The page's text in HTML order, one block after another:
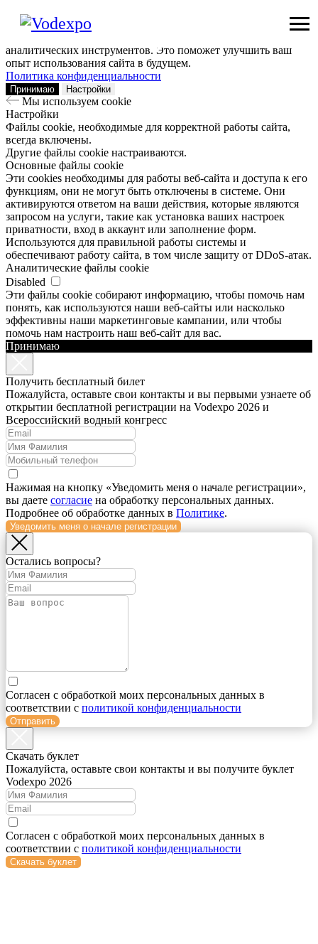
Мы используем сookie
Заходя на наш сайт, вы помогаете нам сделать его лучше: мы
аналитических инструментов. Это поможет улучшить ваш
опыт использования сайта в будущем.
Политика конфиденциальности
Принимаю Настройки
Мы используем сookie
Настройки
Файлы cookie, необходимые для корректной работы сайта,
всегда включены.
Другие файлы cookie настраиваются.
Основные файлы cookie
Эти cookies необходимы для работы веб-сайта и доступа к его
функциям, они не могут быть отключены в системе. Они
активируются ответом на ваши действия, которые являются
запросом на услуги, такие как установка ваших настроек
приватности, вход в аккаунт или заполнение форм.
Используются для правильной работы системы и
обеспечивают работу сайта, в том числе защиту от DDoS-атак.
Аналитические файлы cookie
Disabled
Эти файлы cookie собирают информацию, чтобы помочь нам
понять, как используются наши веб-сайты или насколько
эффективны наши маркетинговые кампании, или чтобы
помочь нам настроить наш веб-сайт для вас.
Принимаю
Получить бесплатный билет
Пожалуйста, оставьте свои контакты и вы первыми узнаете об
открытии бесплатной регистрации на Vodexpo 2026 и
Всероссийский водный конгресс
Нажимая на кнопку «Уведомить меня о начале регистрации»,
вы даете согласие на обработку персональных данных.
Подробнее об обработке данных в Политике.
Уведомить меня о начале регистрации
Остались вопросы?
Согласен с обработкой моих персональных данных в
соответствии с политикой конфиденциальности
Отправить
Cкачать буклет
Пожалуйста, оставьте свои контакты и вы получите буклет
Vodexpo 2026
Согласен с обработкой моих персональных данных в
соответствии с политикой конфиденциальности
Скачать буклет